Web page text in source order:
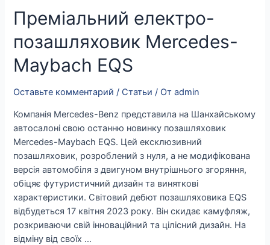
Преміальний електро-
позашляховик Mercedes-
Maybach EQS
Оставьте комментарий / Статьи / Отadmin
Компанія Mercedes-Benz представила на Шанхайському
автосалоні свою останню новинку позашляховик
Mercedes-Maybach EQS. Цей ексклюзивний
позашляховик, розроблений з нуля, а не модифікована
версія автомобіля з двигуном внутрішнього згоряння,
обіцяє футуристичний дизайн та виняткові
характеристики. Світовий дебют позашляховика EQS
відбудеться 17 квітня 2023 року. Він скидає камуфляж,
розкриваючи свій інноваційний та цілісний дизайн. На
відміну від своїх …
Преміальний
електро-
позашляховик
Maybach